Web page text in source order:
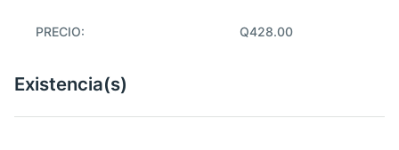
PRECIO: Q428.00
Existencia(s)